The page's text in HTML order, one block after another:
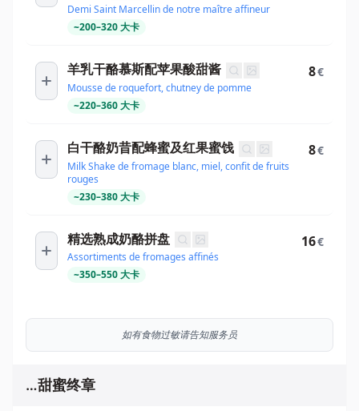
Demi Saint Marcellin de notre maître affineur
~200–320大卡
羊乳干酪慕斯配苹果酸甜酱
Mousse de roquefort, chutney de pomme
~220–360大卡
8€
白干酪奶昔配蜂蜜及红果蜜饯
Milk Shake de fromage blanc, miel, confit de fruits
rouges
~230–380大卡
8€
精选熟成奶酪拼盘
Assortiments de fromages affinés
~350–550大卡
16€
如有食物过敏请告知服务员
…甜蜜终章